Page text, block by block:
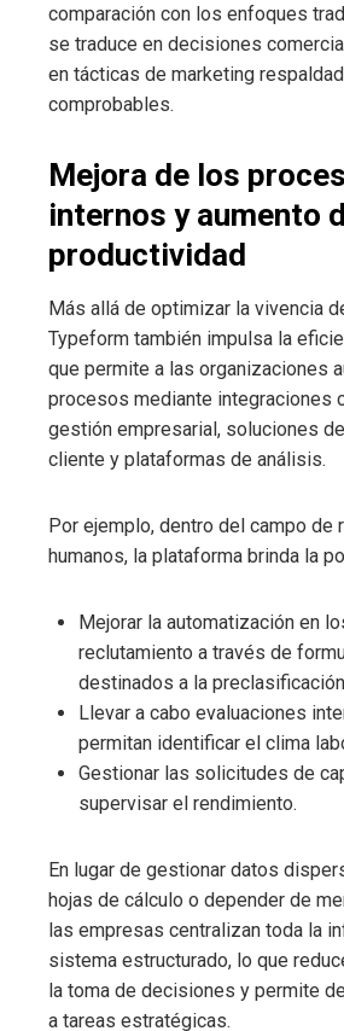
comparación con los enfoques
se traduce en decisiones
en tácticas de marketing
comprobables.
Mejora de los
internos y aumento
productividad
Más allá de optimizar la vivencia
Typeform también impulsa la
que permite a las organizaciones
procesos mediante integraciones
gestión empresarial, soluciones
cliente y plataformas de análisis.
Por ejemplo, dentro del campo de
humanos, la plataforma brinda la
Mejorar la automatización en
reclutamiento a través de
destinados a la
Llevar a cabo evaluaciones
permitan identificar el clima
Gestionar las solicitudes de
supervisar el rendimiento.
En lugar de gestionar datos
hojas de cálculo o depender de
las empresas centralizan toda la
sistema estructurado, lo que
la toma de decisiones y permite
a tareas estratégicas.